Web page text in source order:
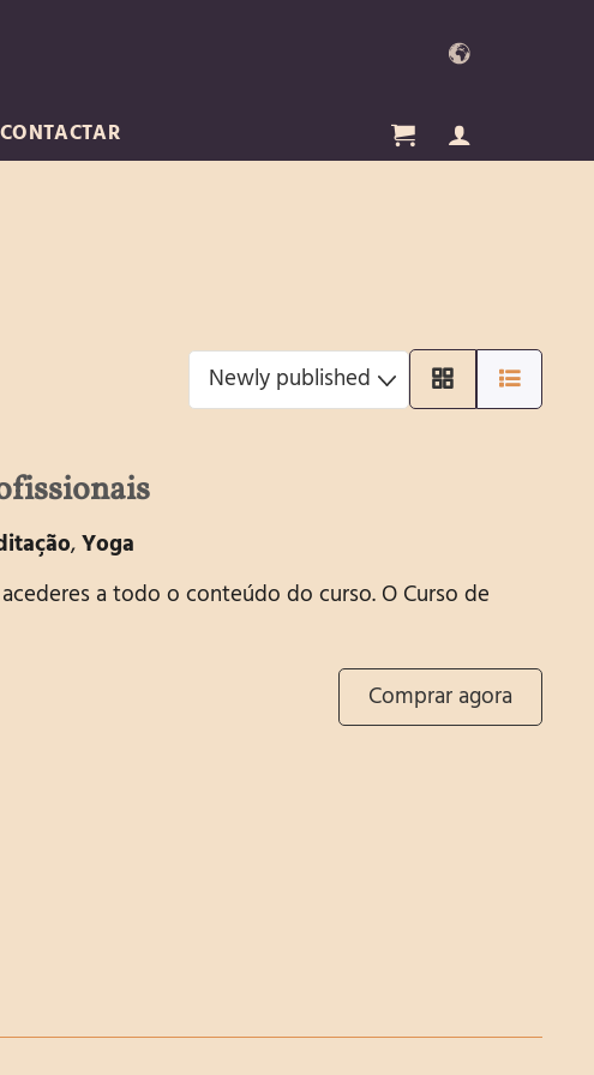
CONTACTAR
,Yoga
a todo o conteúdo do curso. O Curso de
Comprar agora